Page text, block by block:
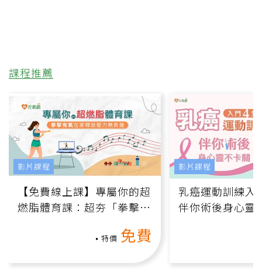
課程推薦
【免費線上課】專屬你的超
燃脂體育課：超夯「拳擊有
特價 免費
影片課程
乳癌運動訓練入
伴你術後身心靈
影片課程